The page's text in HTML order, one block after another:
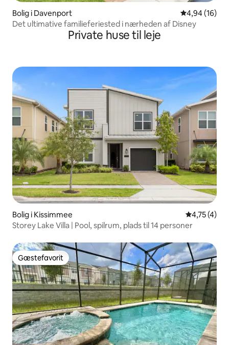
Bolig i Davenport 4,94 ud af 5 i
4,94 (16)
Det ultimative familieferiested i nærheden af Disney
Private huse til leje
Bolig i Kissimmee 4,75 ud af
4,75 (4)
Storey Lake Villa | Pool, spilrum, plads til 14 personer
Gæstefavorit
Gæstefavorit